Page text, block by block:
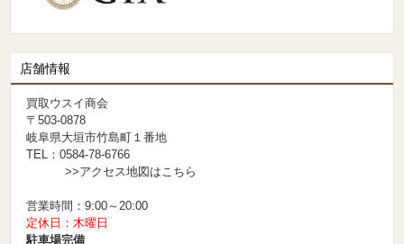
店舗情報
買取ウスイ商会
〒503-0878
岐阜県大垣市竹島町１番地
TEL：0584-78-6766
>>アクセス地図はこちら
営業時間：9:00～20:00
定休日：木曜日
駐車場完備